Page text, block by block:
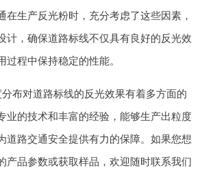
在生产反光粉时，充分考虑了这些因素，
计，确保道路标线不仅具有良好的反光效
过程中保持稳定的性能。
布对道路标线的反光效果有着多方面的
业的技术和丰富的经验，能够生产出粒度
道路交通安全提供有力的保障。如果您想
产品参数或获取样品，欢迎随时联系我们